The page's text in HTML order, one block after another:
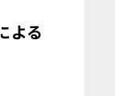
よる